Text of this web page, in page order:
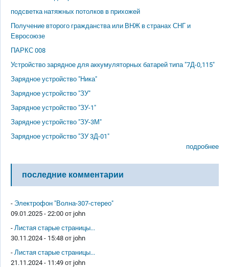
подсветка натяжных потолков в прихожей
Получение второго гражданства или ВНЖ в странах СНГ и
Евросоюзе
ПАРКС 008
Устройство зарядное для аккумуляторных батарей типа "7Д-0,115"
Зарядное устройство "Ника"
Зарядное устройство "ЗУ"
Зарядное устройство "ЗУ-1"
Зарядное устройство "ЗУ-3М"
Зарядное устройство "ЗУ 3Д-01"
подробнее
последние комментарии
- Электрофон "Волна-307-стерео"
09.01.2025 - 22:00 от john
- Листая старые страницы...
30.11.2024 - 15:48 от john
- Листая старые страницы...
21.11.2024 - 11:49 от john